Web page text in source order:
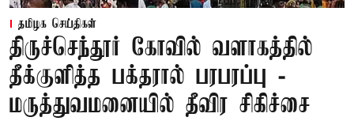
தமிழக செய்திகள்
திருச்செந்தூர் கோவில் வளாகத்தில்
தீக்குளித்த பக்தரால் பரபரப்பு -
மருத்துவமனையில் தீவிர சிகிச்சை